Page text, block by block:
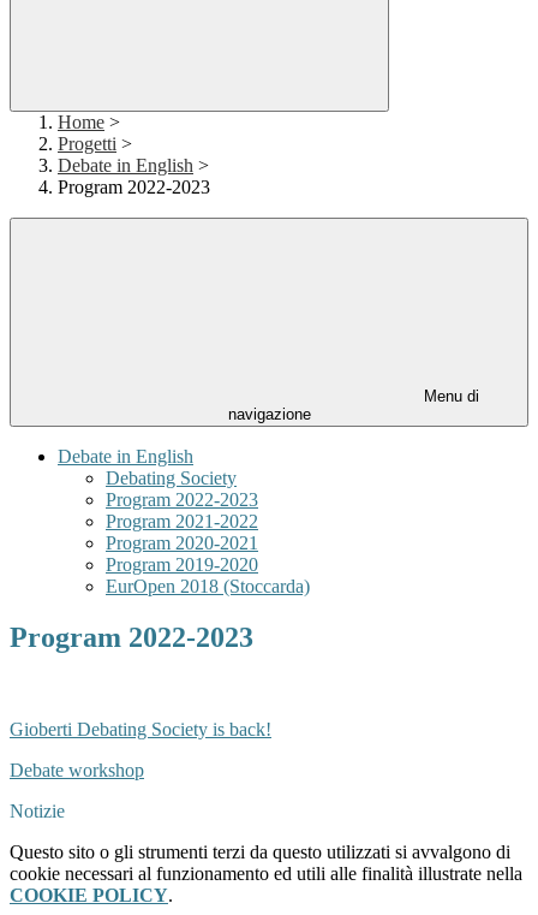
Home >
Progetti >
Debate in English >
Program 2022-2023
Menu di
navigazione
Debate in English
Debating Society
Program 2022-2023
Program 2021-2022
Program 2020-2021
Program 2019-2020
EurOpen 2018 (Stoccarda)
Program 2022-2023
Gioberti Debating Society is back!
Debate workshop
Notizie
Questo sito o gli strumenti terzi da questo utilizzati si avvalgono di
cookie necessari al funzionamento ed utili alle finalità illustrate nella
COOKIE POLICY.